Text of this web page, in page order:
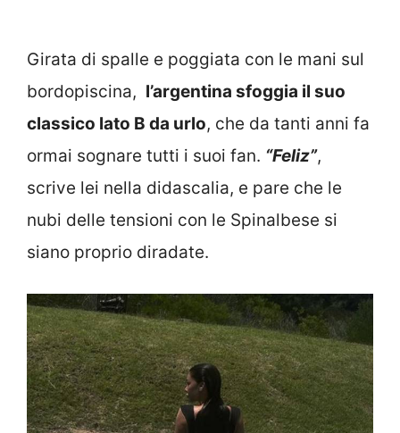
Girata di spalle e poggiata con le mani sul
bordopiscina, l’argentina sfoggia il suo
classico lato B da urlo, che da tanti anni fa
ormai sognare tutti i suoi fan. “Feliz”,
scrive lei nella didascalia, e pare che le
nubi delle tensioni con le Spinalbese si
siano proprio diradate.